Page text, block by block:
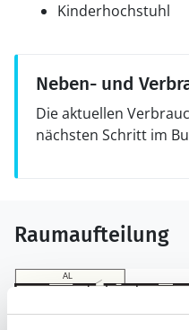
Kinderhochstuhl
Neben- und
Die aktuellen
nächsten Schritt im
Raumaufteilung